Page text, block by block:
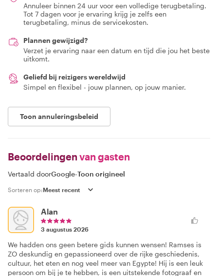
Annuleer binnen 24 uur voor een volledige terugbetaling.
Tot 7 dagen voor je ervaring krijg je zelfs een
terugbetaling, minus de servicekosten.
Plannen gewijzigd?
Verzet je ervaring naar een datum en tijd die jou het beste
uitkomt.
Geliefd bij reizigers wereldwijd
Simpel en flexibel - jouw plannen, op jouw manier.
Toon annuleringsbeleid
Beoordelingen van gasten
Vertaald doorGoogle-Toon origineel
Sorteren op:
Alan
3 augustus 2026
We hadden ons geen betere gids kunnen wensen! Ramses is
ZO deskundig en gepassioneerd over de rijke geschiedenis,
cultuur, het eten en nog veel meer van Egypte! Hij is een leuk
persoon om bij je te hebben, is een uitstekende fotograaf en